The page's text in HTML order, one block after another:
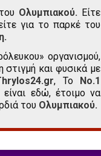
Ολυμπιακού. Είτε
για το παρκέ του
οργανισμού,
και φυσικά με
, Το Νο.1
εδώ, έτοιμο να
του Ολυμπιακού.